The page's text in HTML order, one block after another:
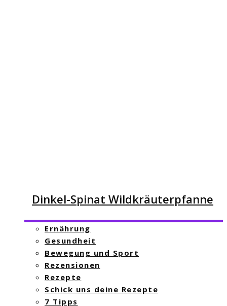
Dinkel-Spinat Wildkräuterpfanne
Ernährung
Gesundheit
Bewegung und Sport
Rezensionen
Rezepte
Schick uns deine Rezepte
7 Tipps